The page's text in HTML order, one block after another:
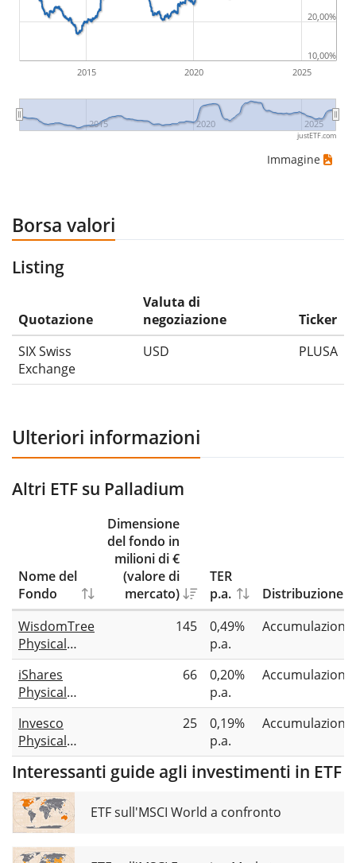
2015 2020 2025
2015 2020 2025
10,00%
20,00%
justETF.com
Immagine
Borsa valori
Listing
Quotazione
Valuta di
negoziazione
Ticker
SIX Swiss
Exchange
USD PLUSA
Ulteriori informazioni
Altri ETF su Palladium
Nome del
Fondo
Dimensione
del fondo in
milioni di €
(valore di
mercato)
TER
p.a.
Distribuzione
WisdomTree
Physical
Palladium
145
0,49%
p.a.
Accumulazione
iShares
Physical
Palladium
ETC
66
0,20%
p.a.
Accumulazione
Invesco
Physical
Palladium
25
0,19%
p.a.
Accumulazione
Interessanti guide agli investimenti in ETF
ETF sull'MSCI World a confronto